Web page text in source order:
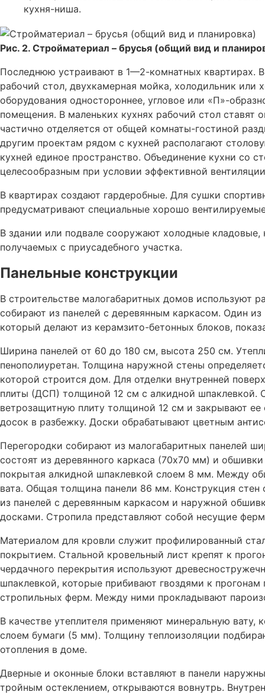
кухня-ниша.
Рис. 2. Стройматериал – брусья (общий вид и
Последнюю устраивают в 1—2-комнатных квартирах.
рабочий стол, двухкамерная мойка, холодильник
оборудования одностороннее, угловое или «П»-
помещения. В маленьких кухнях рабочий стол ставят
частично отделяется от общей комнаты-гостиной
другим проектам рядом с кухней располагают
кухней единое пространство. Объединение кухни со
целесообразным при условии эффективной
В квартирах создают гардеробные. Для сушки
предусматривают специальные хорошо
В здании или подвале сооружают холодные
получаемых с приусадебного участка.
Панельные конструкции
В строительстве малогабаритных домов используют
собирают из панелей с деревянным каркасом. Один
который делают из керамзито-бетонных блоков,
Ширина панелей от 60 до 180 см, высота 250 см.
пенополиуретан. Толщина наружной стены
которой строится дом. Для отделки внутренней
плиты (ДСП) толщиной 12 см с алкидной шпаклевкой.
ветрозащитную плиту толщиной 12 см и закрывают
досок в разбежку. Доски обрабатывают цветным
Перегородки собирают из малогабаритных панелей
состоят из деревянного каркаса (70х70 мм) и
покрытая алкидной шпаклевкой слоем 8 мм. Между
вата. Общая толщина панели 86 мм. Конструкция
из панелей с деревянным каркасом и наружной
досками. Стропила представляют собой несущие
Материалом для кровли служит профилированный
покрытием. Стальной кровельный лист крепят к
чердачного перекрытия используют
шпаклевкой, которые прибивают гвоздями к
стропильных ферм. Между ними прокладывают
В качестве утеплителя применяют минеральную
слоем бумаги (5 мм). Толщину теплоизоляции
отопления в доме.
Дверные и оконные блоки вставляют в панели
тройным остеклением, открываются вовнутрь.